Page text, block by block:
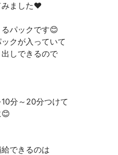
みました❤️
パックです😊
クが入っていて
しできるので
分～20分つけて
できるのは